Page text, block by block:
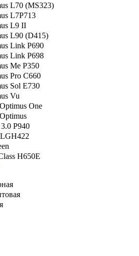
L70 (MS323)
L7P713
L9 II
L90 (D415)
Link P690
Link P698
Me P350
Pro C660
Sol E730
Vu
One
P940
H650E